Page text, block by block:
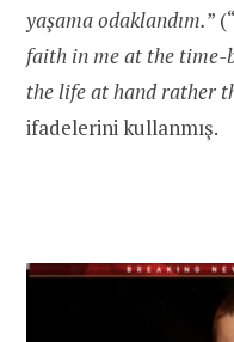
yaşama odaklandım.” (“
faith in me at the time-
the life at hand rather
ifadelerini kullanmış.